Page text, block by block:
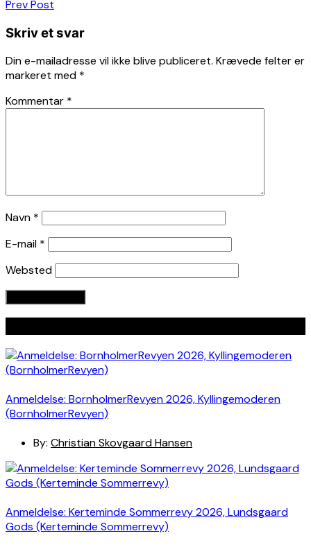
Indlægsnavigation
Prev Post
Skriv et svar
Din e-mailadresse vil ikke blive publiceret. Krævede felter er
markeret med *
Kommentar *
Navn *
E-mail *
Websted
Anmeldelse: BornholmerRevyen 2026, Kyllingemoderen
(BornholmerRevyen)
By: Christian Skovgaard Hansen
Anmeldelse: Kerteminde Sommerrevy 2026, Lundsgaard
Gods (Kerteminde Sommerrevy)